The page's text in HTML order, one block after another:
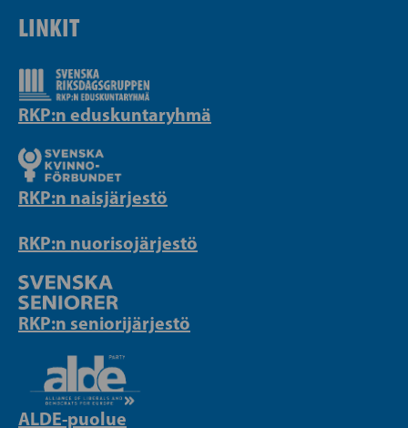
LINKIT
RKP:n eduskuntaryhmä
RKP:n naisjärjestö
RKP:n nuorisojärjestö
RKP:n seniorijärjestö
ALDE-puolue